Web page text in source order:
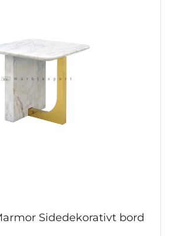
Sidedekorativt bord